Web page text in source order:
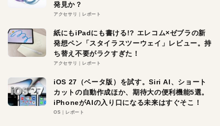
発見か？
アクセサリ レポート
紙にもiPadにも書ける!? エレコム×ゼブラの新
発想ペン「スタイラスツーウェイ」レビュー。持
ち替え不要がラクすぎた！
アクセサリ レポート
iOS 27（ベータ版）を試す。Siri AI、ショート
カットの自動作成ほか、期待大の便利機能5選。
iPhoneがAIの入り口になる未来はすぐそこ！
OS レポート